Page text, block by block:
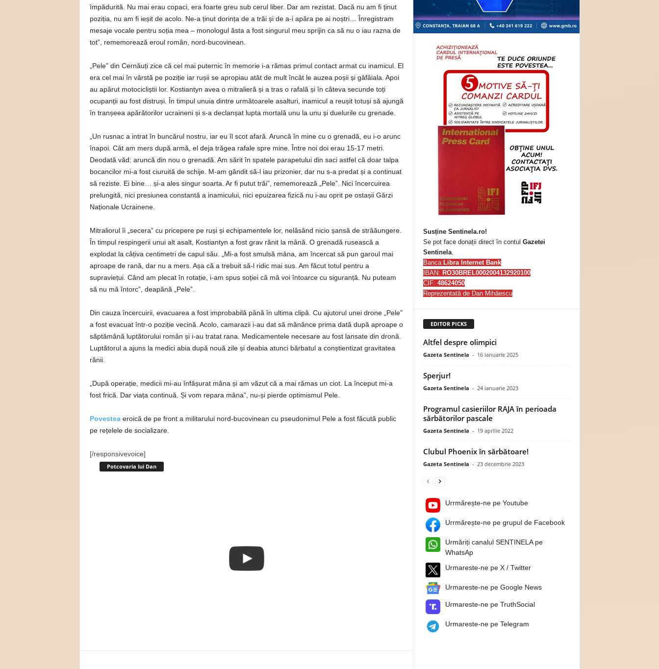
împădurită. Nu mai erau copaci, era foarte greu sub cerul liber. Dar am rezistat. Dacă nu am fi ținut
poziția, nu am fi ieșit de acolo. Ne-a ținut dorința de a trăi și de a-i apăra pe ai noștri… Înregistram
mesaje vocale pentru soția mea – monologul ăsta a fost singurul meu sprijin ca să nu o iau razna de
tot”, rememorează eroul român, nord-bucovinean.
„Pele” din Cernăuți zice că cel mai puternic în memorie i-a rămas primul contact armat cu inamicul. El
era cel mai în vârstă pe poziție iar rușii se apropiau atât de mult încât le auzea poșii și gâfâiala. Apoi
au apărut motocicliștii lor. Kostiantyn avea o mitralieră și a tras o rafală și în câteva secunde toți
ocupanții au fost distruși. În timpul unuia dintre următoarele asalturi, inamicul a reușit totuși să ajungă
în tranșeea apărătorilor ucraineni și s-a declanșat lupta mortală unu la unu și duelurile cu grenade.
„Un rusnac a intrat în buncărul nostru, iar eu îl scot afară. Aruncă în mine cu o grenadă, eu i-o arunc
înapoi. Cât am mers după armă, el deja trăgea rafale spre mine. Între noi doi erau 15-17 metri.
Deodată văd: aruncă din nou o grenadă. Am sărit în spatele parapetului din saci astfel că doar talpa
bocancilor mi-a fost ciuruită de schije. M-am gândit să-l iau prizonier, dar nu s-a predat și a continuat
să reziste. Ei bine… și-a ales singur soarta. Ar fi putut trăi”, rememorează „Pele”. Nici încercuirea
prelungită, nici presiunea constantă a inamicului, nici epuizarea fizică nu i-au oprit pe ostașii Gărzi
Naționale Ucrainene.
Mitraliorul îi „secera” cu pricepere pe ruși și echipamentele lor, nelăsând nicio șansă de străăungere.
În timpul respingerii unui alt asalt, Kostiantyn a fost grav rănit la mână. O grenadă rusească a
explodat la câțiva centimetri de capul său. „Mi-a fost smulsă mâna, am încercat să pun garoul mai
aproape de rană, dar nu a mers. Așa că a trebuit să-l ridic mai sus. Am făcut totul pentru a
supraviețui. Când am plecat în rotație, i-am spus soției că mă voi întoarce cu siguranță. Nu puteam
să nu mă întorc”, deapănă „Pele”.
Din cauza încercuirii, evacuarea a fost improbabilă până în ultima clipă. Cu ajutorul unei drone „Pele”
a fost evacuat într-o poziție vecină. Acolo, camarazii i-au dat să mănânce prima dată după aproape o
săptămână luptătorului român și i-au tratat rana. Medicamentele necesare au fost lansate din dronă.
Luptătorul a ajuns la medici abia după nouă zile și deabia atunci bărbatul a conștientizat gravitatea
rănii.
„După operație, medicii mi-au înfășurat mâna și am văzut că a mai rămas un ciot. La început mi-a
fost frică. Dar viața continuă. Și vom repara mâna”, nu-și pierde optimismul Pele.
Povesteaeroică de pe front a militarului nord-bucovinean cu pseudonimul Pele a fost făcută public
pe rețelele de socializare.
[/responsivevoice]
Potcovaria lui Dan
Susține Sentinela.ro!
Se pot face donații direct în contul Gazetei
Sentinela.
Banca: Libra Internet Bank
IBAN: RO30BREL0002004132920100
CIF: 48624050
Reprezentată de Dan Mihăescu
EDITOR PICKS
Altfel despre olimpici
Gazeta Sentinela - 16 ianuarie 2025
Sperjur!
Gazeta Sentinela - 24 ianuarie 2023
Programul casieriilor RAJA în perioada
sărbătorilor pascale
Gazeta Sentinela - 19 aprilie 2022
Clubul Phoenix în sărbătoare!
Gazeta Sentinela - 23 decembrie 2023
Urrmărește-ne pe Youtube
Urrmărește-ne pe grupul de Facebook
Urmăriți canalul SENTINELA pe
WhatsAp
Urmareste-ne pe X / Twitter
Urmareste-ne pe Google News
Urmareste-ne pe TruthSocial
Urmareste-ne pe Telegram